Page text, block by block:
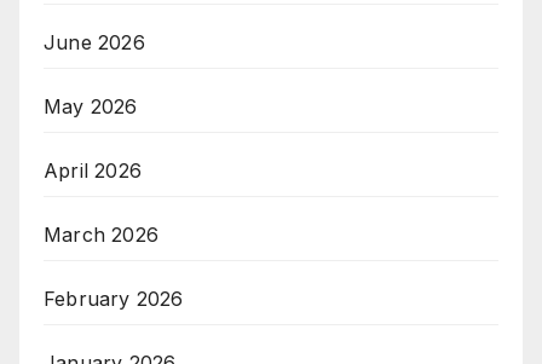
June 2026
May 2026
April 2026
March 2026
February 2026